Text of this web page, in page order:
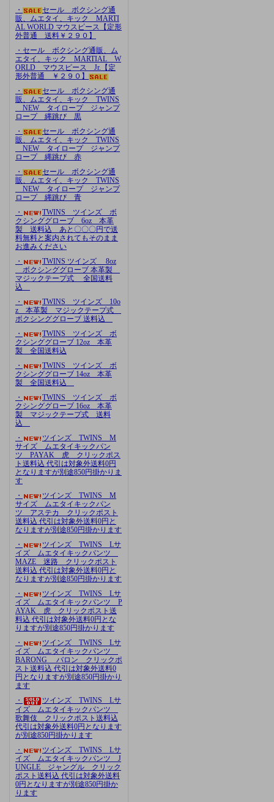
・
セール ボクシング通
販、ムエタイ、キック MARTI
AL WORLD マウスピース【定形
外普通 送料￥２９０】
・セール ボクシング通販、ム
エタイ、キック MARTIAL W
ORLD マウスピース Jr.【定
形外普通 ￥２９０】
・
セール ボクシング通
販、ムエタイ、キック TWINS
NEW タイロープ ジャンプ
ロープ 縄跳び 黒
・
セール ボクシング通
販、ムエタイ、キック TWINS
NEW タイロープ ジャンプ
ロープ 縄跳び 赤
・
セール ボクシング通
販、ムエタイ、キック TWINS
NEW タイロープ ジャンプ
ロープ 縄跳び 青
・
TWINS ツインズ ボ
クシンググローブ 6oz 本革
製 送料込 あと〇〇〇円で送
料無料と案内されてもそのまま
お進みください
・
TWINS ツインズ 8oz
ボクシンググローブ 本革製
マジックテープ式 全国送料
込
・
TWINS ツインズ 10o
z 本革製 マジックテープ式
ボクシンググローブ 送料込
・
TWINS ツインズ ボ
クシンググローブ 12oz 本革
製 全国送料込
・
TWINS ツインズ ボ
クシンググローブ 14oz 本革
製 全国送料込
・
TWINS ツインズ ボ
クシンググローブ 16oz 本革
製 マジックテープ式 送料
込
・
ツインズ TWINS M
サイズ ムエタイキックパン
ツ PAYAK 虎 クリックポス
ト送料込 代引は対象外送料0円
となりますが別途850円掛かりま
す
・
ツインズ TWINS M
サイズ ムエタイキックパン
ツ アステカ クリックポスト
送料込 代引は対象外送料0円と
なりますが別途850円掛かります
・
ツインズ TWINS Lサ
イズ ムエタイキックパンツ
MAZE 迷路 クリックポスト
送料込 代引は対象外送料0円と
なりますが別途850円掛かります
・
ツインズ TWINS Lサ
イズ ムエタイキックパンツ P
AYAK 虎 クリックポスト送
料込 代引は対象外送料0円とな
りますが別途850円掛かります
・
ツインズ TWINS Lサ
イズ ムエタイキックパンツ
BARONG バロン クリックポ
スト送料込 代引は対象外送料0
円となりますが別途850円掛かり
ます
・
ツインズ TWINS Lサ
イズ ムエタイキックパンツ
歌舞伎 クリックポスト送料込
代引は対象外送料0円となります
が別途850円掛かります
・
ツインズ TWINS Lサ
イズ ムエタイキックパンツ J
UNGLE ジャングル クリック
ポスト送料込 代引は対象外送料
0円となりますが別途850円掛か
ります